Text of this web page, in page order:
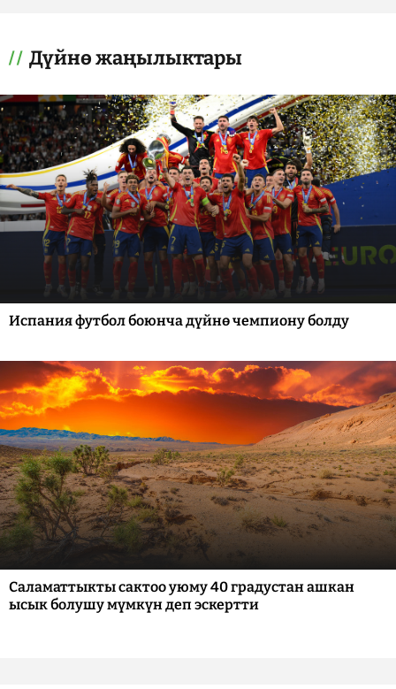
Дүйнө жаңылыктары
Испания футбол боюнча дүйнө чемпиону болду
Саламаттыкты сактоо уюму 40 градустан ашкан
ысык болушу мүмкүн деп эскертти